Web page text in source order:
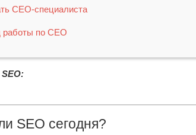
СЕО-специалиста
работы по СЕО
SEO сегодня?